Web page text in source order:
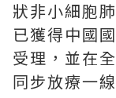
狀非小細胞
已獲得中國
受理，並在
同步放療一